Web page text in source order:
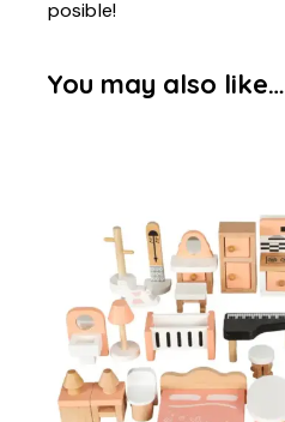
posible!
You may also like…